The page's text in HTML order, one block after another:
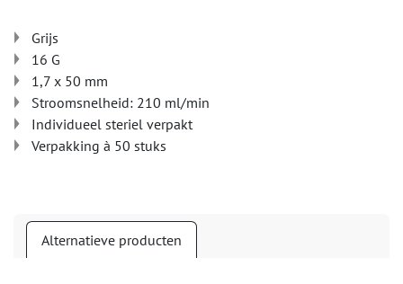
Grijs
16 G
1,7 x 50 mm
Stroomsnelheid: 210 ml/min
Individueel steriel verpakt
Verpakking à 50 stuks
Alternatieve producten